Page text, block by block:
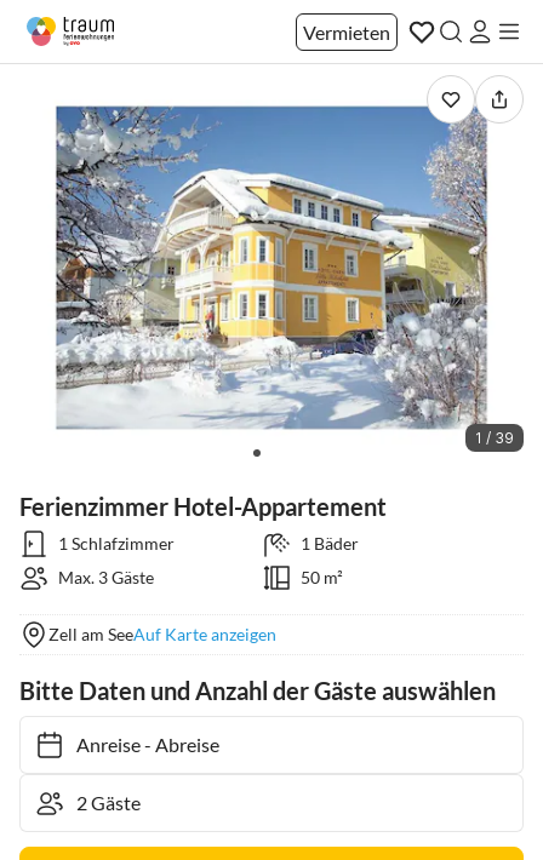
Vermieten
1 / 39
Ferienzimmer Hotel-Appartement
1 Schlafzimmer
1 Bäder
Max. 3 Gäste
50 m²
Zell am SeeAuf Karte anzeigen
Bitte Daten und Anzahl der Gäste auswählen
Anreise- Abreise